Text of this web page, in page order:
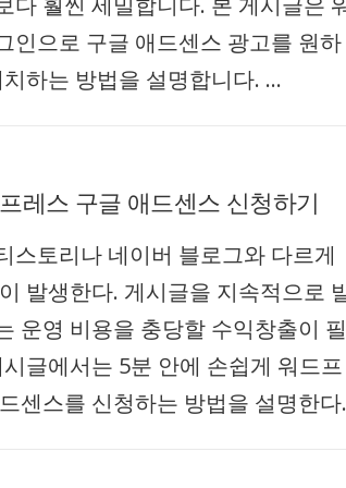
인으로 구글 애드센스 광고를 원하
하는 방법을 설명합니다. …
레스 구글 애드센스 신청하기
스토리나 네이버 블로그와 다르게
발생한다. 게시글을 지속적으로
운영 비용을 충당할 수익창출이 필
글에서는 5분 안에 손쉽게 워드프
센스를 신청하는 방법을 설명한다.